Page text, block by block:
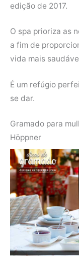
edição de 2017.
O spa prioriza as
a fim de
vida mais
É um refúgio
se dar.
Gramado para
Höppner